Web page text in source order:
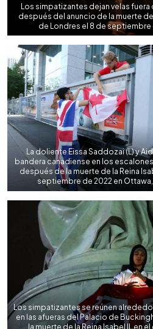
Los simpatizantes dejan velas fuera
después del anuncio de la muerte
de Londres el 8 de septiembre
La doliente Eissa Saddozai (L) y
bandera canadiense en los
después de la muerte de la Reina
septiembre de 2022 en Ottawa,
Los simpatizantes se reúnen
en las afueras del Palacio de
la muerte de la Reina Isabel II, en